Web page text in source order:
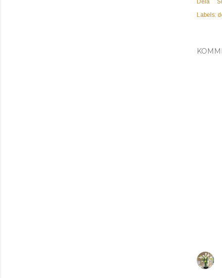
Dela
Labels: